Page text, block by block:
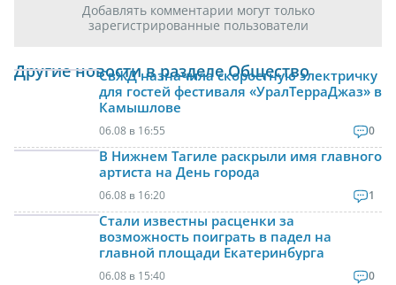
Добавлять комментарии могут только
зарегистрированные пользователи
Другие новости в разделе Общество
СвЖД назначила скоростную электричку
для гостей фестиваля «УралТерраДжаз» в
Камышлове
06.08 в 16:55 0
В Нижнем Тагиле раскрыли имя главного
артиста на День города
06.08 в 16:20 1
Стали известны расценки за
возможность поиграть в падел на
главной площади Екатеринбурга
06.08 в 15:40 0